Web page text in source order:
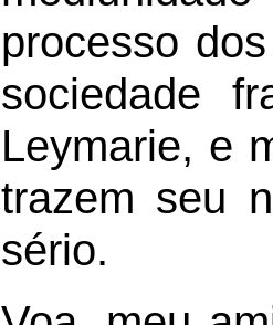
processo
sociedade
Leymarie, e
trazem seu
sério.